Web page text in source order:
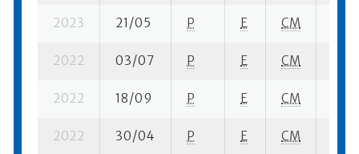
2023 21/05 P E CM
2022 03/07 P E CM
2022 18/09 P E CM
2022 30/04 P E CM